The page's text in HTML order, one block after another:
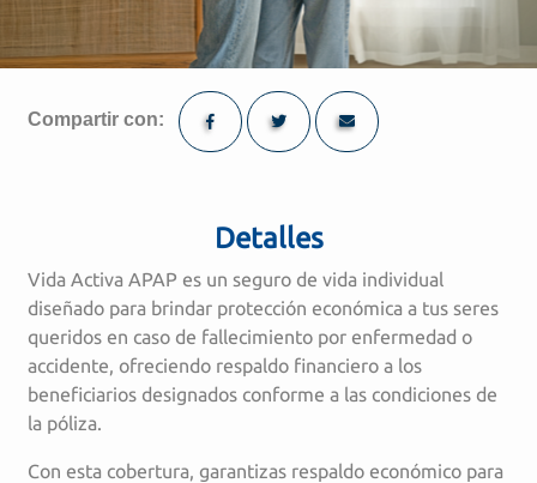
Compartir con:
Detalles
Vida Activa APAP es un seguro de vida individual
diseñado para brindar protección económica a tus seres
queridos en caso de fallecimiento por enfermedad o
accidente, ofreciendo respaldo financiero a los
beneficiarios designados conforme a las condiciones de
la póliza.
Con esta cobertura, garantizas respaldo económico para